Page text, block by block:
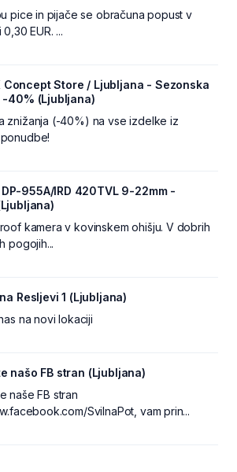
pice in pijače se obračuna popust v
EUR. ...
Concept Store / Ljubljana - Sezonska
-40% (Ljubljana)
znižanja (-40%) na vse izdelke iz
DP-955A/IRD 420TVL 9-22mm -
kamera v kovinskem ohišju. V dobrih
pogojih...
Resljevi 1 (Ljubljana)
na novi lokaciji
našo FB stran (Ljubljana)
naše FB stran
SvilnaPot, vam prin...